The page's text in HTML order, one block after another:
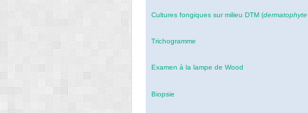
Cultures fongiques sur milieu DTM (
Trichogramme
Examen à la lampe de Wood
Biopsie